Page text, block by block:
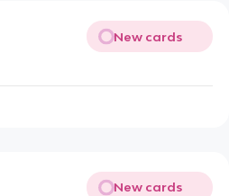
New cards
New cards